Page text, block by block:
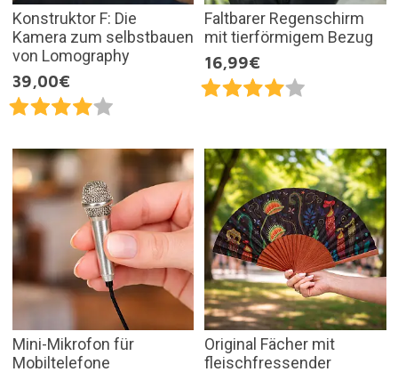
Konstruktor F: Die
Kamera zum selbstbauen
von Lomography
39,00€
Faltbarer Regenschirm
mit tierförmigem Bezug
16,99€
Mini-Mikrofon für
Mobiltelefone
Original Fächer mit
fleischfressender